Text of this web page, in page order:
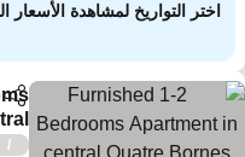
اختر التواريخ لمشاهدة الأسعار